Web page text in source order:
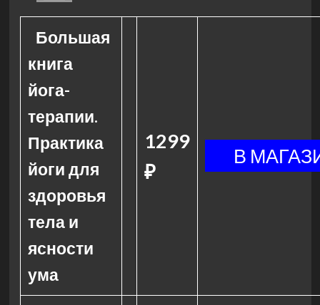
Большая
книга
йога-
терапии.
Практика
йоги для
здоровья
тела и
ясности
ума
1299
₽